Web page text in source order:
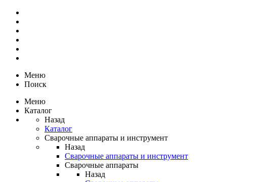
Меню
Поиск
Меню
Каталог
Назад
Каталог
Сварочные аппараты и инструмент
Назад
Сварочные аппараты и инструмент
Сварочные аппараты
Назад